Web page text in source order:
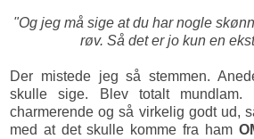
"Og jeg må sige at du har nogle
røv. Så det er jo kun en
Der mistede jeg så stemmen.
skulle sige. Blev totalt
charmerende og så virkelig godt ud,
med at det skulle komme fra ham